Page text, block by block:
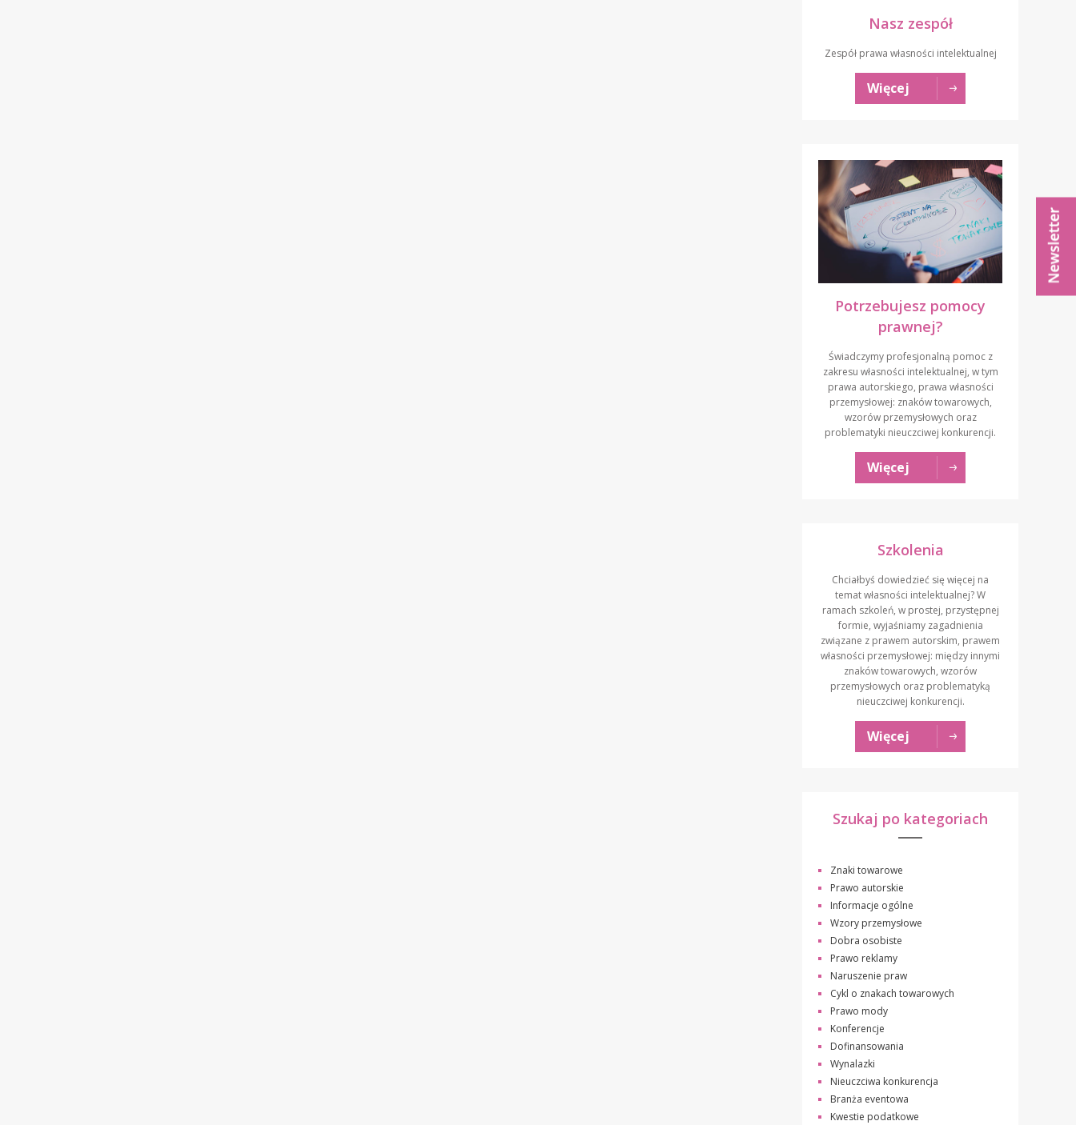
Nasz zespół
Zespół prawa własności intelektualnej
Więcej
Potrzebujesz pomocy
prawnej?
Świadczymy profesjonalną pomoc z
zakresu własności intelektualnej, w tym
prawa autorskiego, prawa własności
przemysłowej: znaków towarowych,
wzorów przemysłowych oraz
problematyki nieuczciwej konkurencji.
Więcej
Szkolenia
Chciałbyś dowiedzieć się więcej na
temat własności intelektualnej? W
ramach szkoleń, w prostej, przystępnej
formie, wyjaśniamy zagadnienia
związane z prawem autorskim, prawem
własności przemysłowej: między innymi
znaków towarowych, wzorów
przemysłowych oraz problematyką
nieuczciwej konkurencji.
Więcej
Szukaj po kategoriach
Znaki towarowe
Prawo autorskie
Informacje ogólne
Wzory przemysłowe
Dobra osobiste
Prawo reklamy
Naruszenie praw
Cykl o znakach towarowych
Prawo mody
Konferencje
Dofinansowania
Wynalazki
Nieuczciwa konkurencja
Branża eventowa
Kwestie podatkowe